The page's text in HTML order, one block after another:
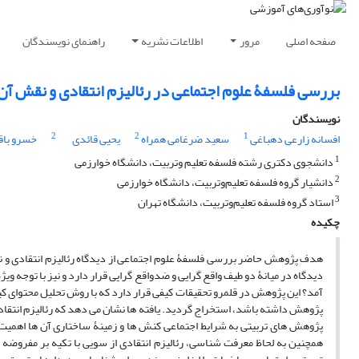
صفحه اصلی مرور اطلاعات نشریه راهنمای نویسندگان
بررسی فلسفۀ علوم اجتماعی در رئالیزم انتقادی و
نویسندگان
افسانه زارعی دهباغی1 سعید ضرغامی همراه2 یحیی قائدی 2 خسرو
1 دانشجوی دکتری رشته فلسفه تعلیم وتربیت، دانشگاه خوارزمی
2دانشیار گروه فلسفه تعلیم‌وتربیت، دانشگاه خوارزمی
3استاد گروه فلسفه تعلیم‌وتربیت، دانشگاه تهران
چکیده
هدف پژوهش حاضر بررسی فلسفۀ علوم اجتماعی از دیدگاه رئالیزم
دیدگاه در میانۀ دو طیف واقع گرایی و ضدواقع گرایی قرار دارد و نیز با
آمد؟ این پژوهش در قلمرو تحقیقات کیفی قرار دارد که با روش تحلیل محتوای
پژوهش داشته باشد، استخراج گردید. یافته ها نشان می دهد که رئالیزم
پژوهش های تربیتی به شرایط اجتماعی کنش ها و زمینۀ ساختاری آن ها
همچنین به لحاظ معرفت شناسی، رئالیزم انتقادی از سویی با تکیه بر